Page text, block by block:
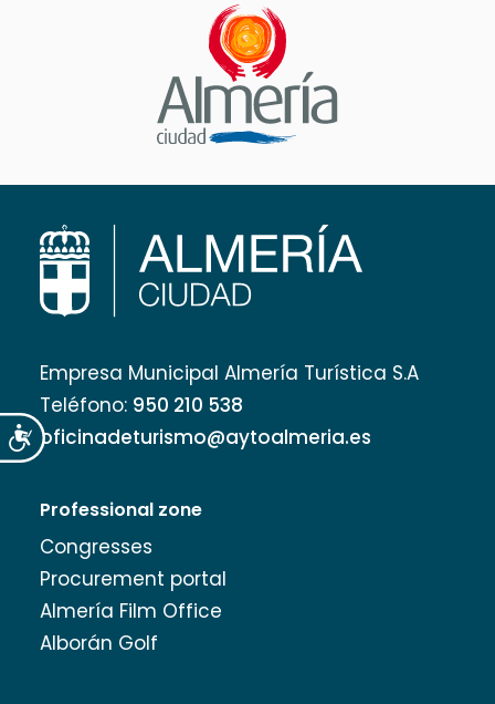
Accesibilidad
Empresa Municipal Almería Turística S.A
Teléfono: 950 210 538
oficinadeturismo@aytoalmeria.es
Professional zone
Congresses
Procurement portal
Almería Film Office
Alborán Golf